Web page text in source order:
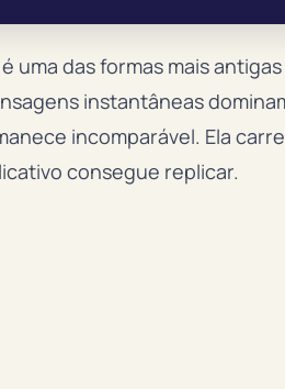
uma das formas mais
instantâneas
incomparável. Ela
consegue replicar.